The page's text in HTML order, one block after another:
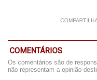
COMENTÁRIOS
Os comentários são de
não representam a opinião